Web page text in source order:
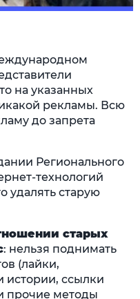
на указанных
рекламы. Всю
до запрета
Регионального
технологий
удалять старую
старых
: нельзя поднимать
(лайки,
ссылки
прочие методы